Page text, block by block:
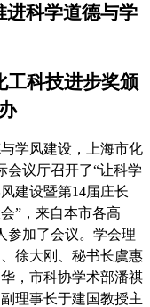
科学道德与学
工科技进步奖颁
学风建设，上海市化
会议厅召开了“让科学
建设暨第14届庄长
” ，来自本市各高
参加了会议。学会理
徐大刚、秘书长虞惠
，市科协学术部潘祺
理事长于建国教授主